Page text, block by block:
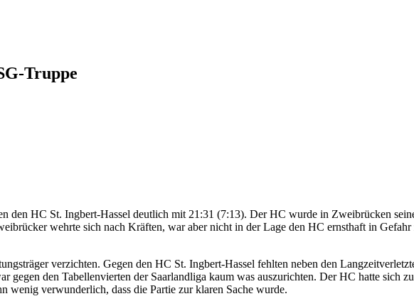
Truppe
den HC St. Ingbert-Hassel deutlich mit 21:31 (7:13). Der HC wurde in Zweibrücken
wehrte sich nach Kräften, war aber nicht in der Lage den HC ernsthaft in
verzichten. Gegen den HC St. Ingbert-Hassel fehlten neben den
gegen den Tabellenvierten der Saarlandliga kaum was auszurichten. Der HC hatte sich
wenig verwunderlich, dass die Partie zur klaren Sache wurde.